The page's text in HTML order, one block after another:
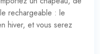
rechargeable : le
hiver, et vous serez